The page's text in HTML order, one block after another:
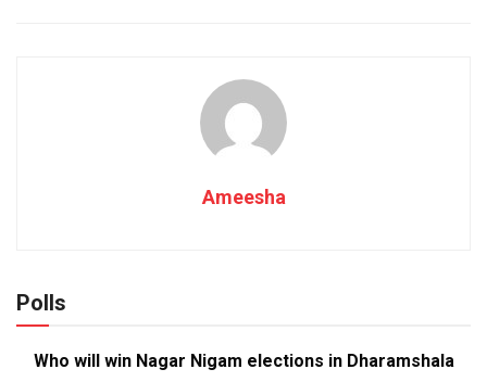
Ameesha
Polls
Who will win Nagar Nigam elections in Dharamshala